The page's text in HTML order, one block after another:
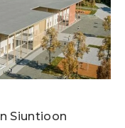
Siuntioon